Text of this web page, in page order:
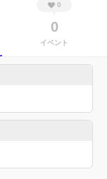
0
0
イベント